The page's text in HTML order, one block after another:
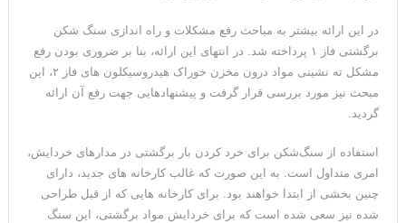
در این ارائه بیشتر به مباحث رفع مشکلات و راه اندازی سنگ شکن
برگشتی فاز ۱ پرداخته شد. در انتهای این ارائه، بنا بر ضروری بودن رفع
مشکل ته نشینی مواد درون مخزن خوراک هیدروسیکلون های فاز ۲، این
مبحث نیز مورد بررسی قرار گرفت و پیشنهادهایی جهت رفع آن ارائه
گردید.
استفاده از سنگ‌شکن برای خرد کردن بار برگشتی در مدارهای خردایش،
امری متداول است. به این صورت که غالب کارخانه های جدید، دارای
چنین بخشی از ابتدا خواهند بود. برای کارخانه هایی که از قبل طراحی
شده نیز سعی شده است که برای خردایش مواد برگشتی، این سنگ